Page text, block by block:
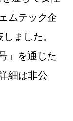
ムテック企
ました。
」を通じた
細は非公